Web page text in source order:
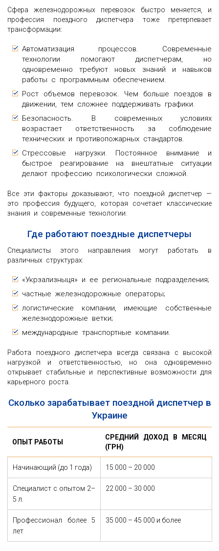
Сфера железнодорожных перевозок быстро меняется, и
профессия поездного диспетчера тоже претерпевает
трансформации:
Автоматизация процессов. Современные
технологии помогают диспетчерам, но
одновременно требуют новых знаний и навыков
работы с программным обеспечением.
Рост объемов перевозок. Чем больше поездов в
движении, тем сложнее поддерживать графики.
Безопасность. В современных условиях
возрастает ответственность за соблюдение
технических и противопожарных стандартов.
Стрессовые нагрузки. Постоянное внимание и
быстрое реагирование на внештатные ситуации
делают профессию психологически сложной.
Все эти факторы доказывают, что поездной диспетчер —
это профессия будущего, которая сочетает классические
знания и современные технологии.
Где работают поездные диспетчеры
Специалисты этого направления могут работать в
различных структурах:
«Укрзализныця» и ее региональные подразделения;
частные железнодорожные операторы;
логистические компании, имеющие собственные
железнодорожные ветки;
международные транспортные компании.
Работа поездного диспетчера всегда связана с высокой
нагрузкой и ответственностью, но она одновременно
открывает стабильные и перспективные возможности для
карьерного роста.
Сколько зарабатывает поездной диспетчер в
Украине
ОПЫТ РАБОТЫ
СРЕДНИЙ ДОХОД В МЕСЯЦ
(ГРН)
Начинающий (до 1 года) 15 000 – 20 000
Специалист с опытом 2–
5 л.
22 000 – 30 000
Профессионал более 5
лет
35 000 – 45 000 и более